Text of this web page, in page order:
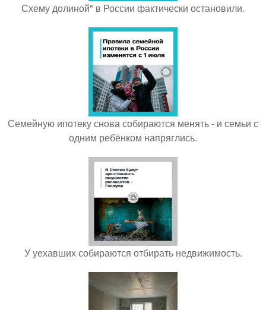
Схему долиной" в России фактически остановили.
Семейную ипотеку снова собираются менять - и семьи с
одним ребёнком напряглись.
У уехавших собираются отбирать недвижимость.